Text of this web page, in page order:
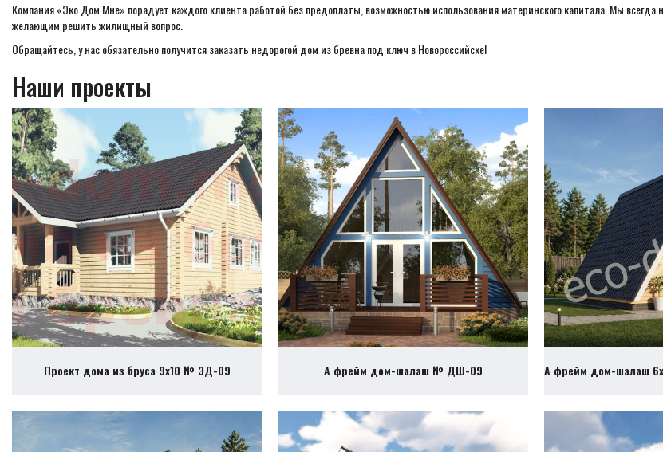
Компания «Эко Дом Мне» порадует каждого клиента работой без предоплаты, возможностью использования материнского капитала. Мы
желающим решить жилищный вопрос.
Обращайтесь, у нас обязательно получится заказать недорогой дом из бревна под ключ в Новороссийске!
Наши проекты
Проект дома из бруса 9х10 № ЭД-09 А фрейм дом-шалаш № ДШ-09 А фрейм дом-шалаш